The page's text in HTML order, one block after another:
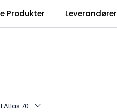
Produkter Leverandører
Atlas 70